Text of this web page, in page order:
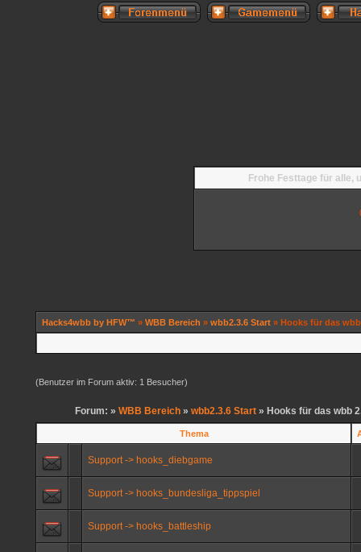
Frohe Festtage für alle,
Hacks4wbb by HFW™ » WBB Bereich » wbb2.3.6 Start » Hooks für das
(Benutzer im Forum aktiv: 1 Besucher)
Forum: » WBB Bereich » wbb2.3.6 Start » Hooks für das wbb
Thema
Support -> hooks_diebgame
Support -> hooks_bundesliga_tippspiel
Support -> hooks_battleship